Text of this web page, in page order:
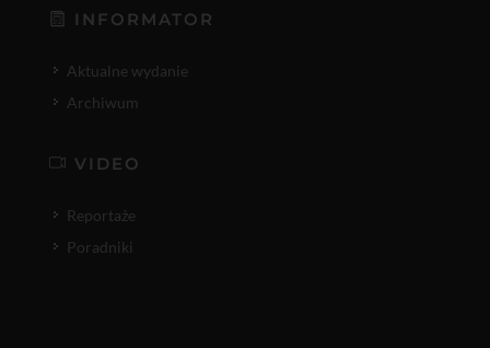
INFORMATOR
Aktualne wydanie
Archiwum
VIDEO
Reportaże
Poradniki